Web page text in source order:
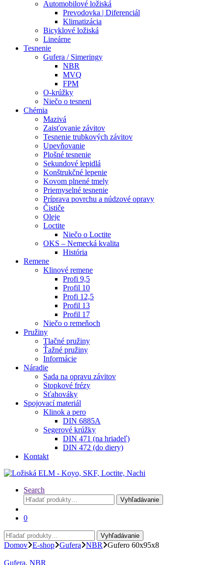
Automobilové ložiská
Prevodovka | Diferenciál
Klimatizácia
Bicyklové ložiská
Lineárne
Tesnenie
Gufera / Simeringy
NBR
MVQ
FPM
O-krúžky
Niečo o tesneni
Chémia
Mazivá
Zaisťovanie závitov
Tesnenie trubkových závitov
Upevňovanie
Plošné tesnenie
Sekundové lepidlá
Konštrukčné lepenie
Kovom plnené tmely
Priemyselné tesnenie
Príprava povrchu a núdzové opravy
Čističe
Oleje
Loctite
Niečo o Loctite
OKS – Nemecká kvalita
História
Remene
Klinové remene
Profi 9,5
Profil 10
Profi 12,5
Profil 13
Profil 17
Niečo o remeňoch
Pružiny
Tlačné pružiny
Ťažné pružiny
Informácie
Náradie
Sada na opravu závitov
Stopkové frézy
Sťahováky
Spojovací materiál
Klinok a pero
DIN 6885A
Segerové krúžky
DIN 471 (na hriadeľ)
DIN 472 (do diery)
Kontakt
Search
Hľadať:
Vyhľadávanie
0
Hľadať:
Vyhľadávanie
Domov E-shop Gufera NBR Gufero 60x95x8
Gufera, NBR